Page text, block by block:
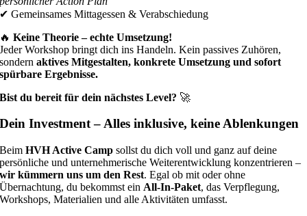
✔ Gemeinsames Mittagessen & Verabschiedung
🔥Keine Theorie – echte Umsetzung!
Jeder Workshop bringt dich ins Handeln. Kein passives Zuhören,
sondernaktives Mitgestalten, konkrete Umsetzung und sofort
spürbare Ergebnisse.
Bist du bereit für dein nächstes Level? 🚀
Dein Investment – Alles inklusive, keine Ablenkungen
BeimHVH Active Camp sollst du dich voll und ganz auf deine
persönliche und unternehmerische Weiterentwicklung konzentrieren –
wir kümmern uns um den Rest. Egal ob mit oder ohne
Übernachtung, du bekommst ein All-In-Paket, das Verpflegung,
Workshops, Materialien und alle Aktivitäten umfasst.